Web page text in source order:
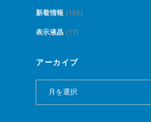
新着情報 (165)
表示液晶 (17)
アーカイブ